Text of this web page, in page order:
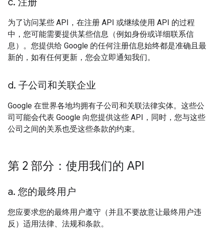
为了访问某些 API，在注册 API 或继续使用 API 的过程
中，您可能需要提供某些信息（例如身份或详细联系信
息）。您提供给 Google 的任何注册信息始终都是准确且最
新的，如有任何更新，您会立即通知我们。
d. 子公司和关联企业
Google 在世界各地均拥有子公司和关联法律实体。这些公
司可能会代表 Google 向您提供这些 API，同时，您与这些
公司之间的关系也受这些条款的约束。
第 2 部分：使用我们的 API
a. 您的最终用户
您应要求您的最终用户遵守（并且不要故意让最终用户违
反）适用法律、法规和条款。